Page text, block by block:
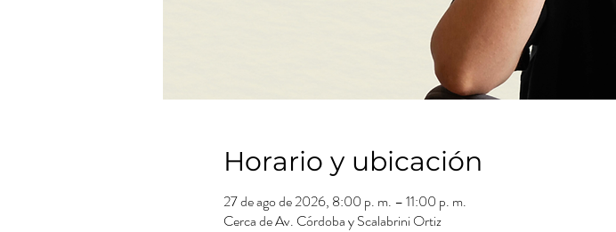
Horario y ubicación
27 de ago de 2026, 8:00 p. m. – 11:00 p. m.
Cerca de Av. Córdoba y Scalabrini Ortiz